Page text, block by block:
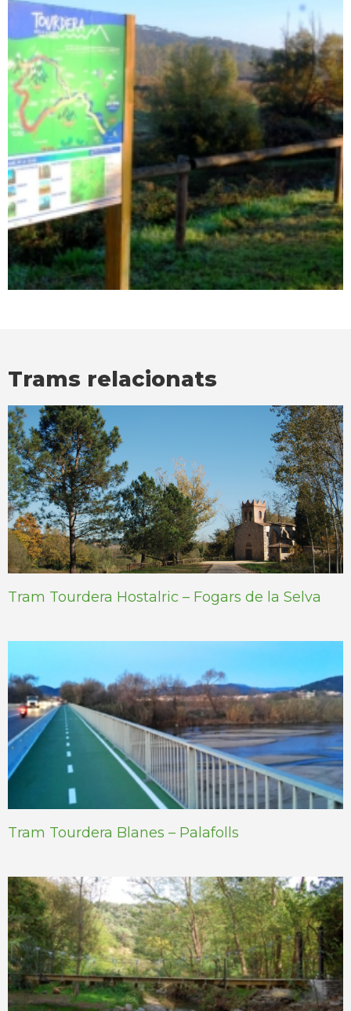
Trams relacionats
Tram Tourdera Hostalric – Fogars de la Selva
Tram Tourdera Blanes – Palafolls